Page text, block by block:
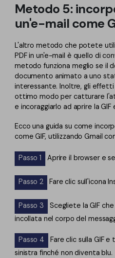
Metodo 5:
un'e-mail come
L'altro metodo che potete
PDF in un'e-mail è quello di
metodo funziona meglio se il
documento animato a uno
interessante. Inoltre, gli effetti
ottimo modo per catturare
e incoraggiarlo ad aprire la
Ecco una guida su come
come GIF, utilizzando Gmail
Passo 1 Aprire il browser e
Passo 2 Fare clic sull'icona
Passo 3
Scegliete la GIF
incollata nel corpo del
Passo 4
Fare clic sulla GIF
sinistra finché non diventa blu.